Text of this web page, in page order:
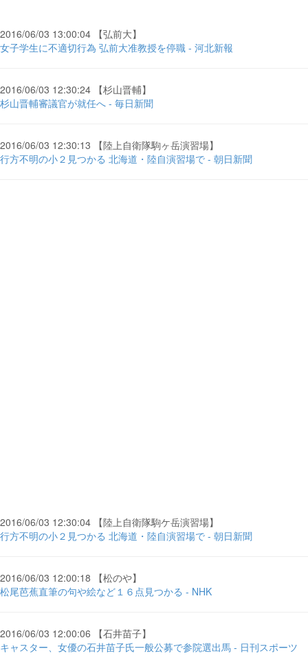
2016/06/03 13:00:04 【弘前大】
女子学生に不適切行為 弘前大准教授を停職 - 河北新報
2016/06/03 12:30:24 【杉山晋輔】
杉山晋輔審議官が就任へ - 毎日新聞
2016/06/03 12:30:13 【陸上自衛隊駒ヶ岳演習場】
行方不明の小２見つかる 北海道・陸自演習場で - 朝日新聞
2016/06/03 12:30:04 【陸上自衛隊駒ケ岳演習場】
行方不明の小２見つかる 北海道・陸自演習場で - 朝日新聞
2016/06/03 12:00:18 【松のや】
松尾芭蕉直筆の句や絵など１６点見つかる - NHK
2016/06/03 12:00:06 【石井苗子】
キャスター、女優の石井苗子氏一般公募で参院選出馬 - 日刊スポーツ